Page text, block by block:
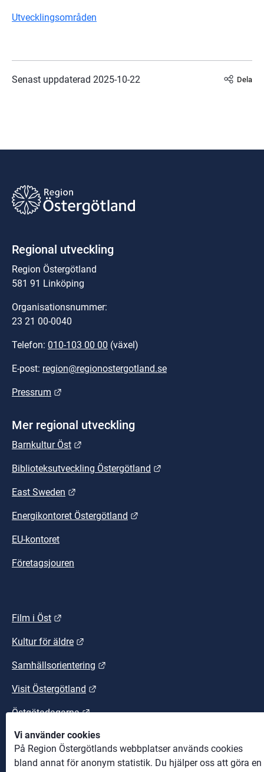
Vi använder cookies
På Region Östergötlands webbplatser används cookies
bland annat för anonym statistik. Du hjälper oss att göra en
Utvecklingsområden
Senast uppdaterad 2025-10-22 Dela
Regional utveckling
Region Östergötland
581 91 Linköping
Organisationsnummer:
23 21 00-0040
Telefon: 010-103 00 00 (växel)
E-post: region@regionostergotland.se
Pressrum
Mer regional utveckling
Barnkultur Öst
Biblioteksutveckling Östergötland
East Sweden
Energikontoret Östergötland
EU-kontoret
Företagsjouren
Film i Öst
Kultur för äldre
Samhällsorientering
Visit Östergötland
Östgötadagarna Länk till annan webbplats.
Östgötaleden Länk till annan webbplats.